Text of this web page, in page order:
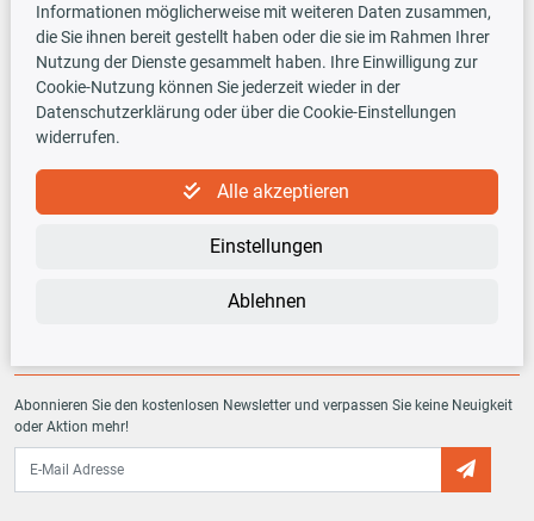
Versandarten
TecDoc INSIDE
Abonnieren Sie den kostenlosen Newsletter und verpassen Sie keine Neuigkeit
oder Aktion mehr!
Informationen möglicherweise mit weiteren Daten zusammen,
die Sie ihnen bereit gestellt haben oder die sie im Rahmen Ihrer
Nutzung der Dienste gesammelt haben. Ihre Einwilligung zur
Cookie-Nutzung können Sie jederzeit wieder in der
Datenschutzerklärung oder über die Cookie-Einstellungen
widerrufen.
Alle akzeptieren
Einstellungen
Ablehnen